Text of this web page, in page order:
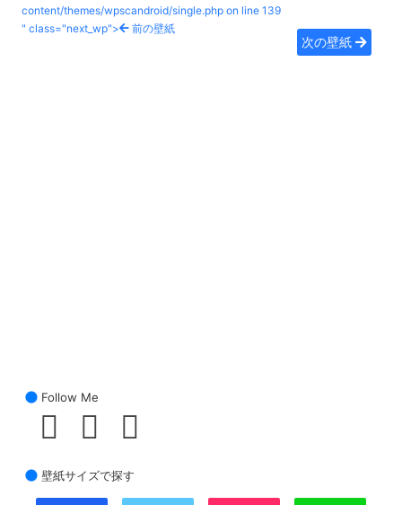
content/themes/wpscandroid/single.php on line 139
" class="next_wp">
前の壁紙
次の壁紙
Follow Me
壁紙サイズで探す